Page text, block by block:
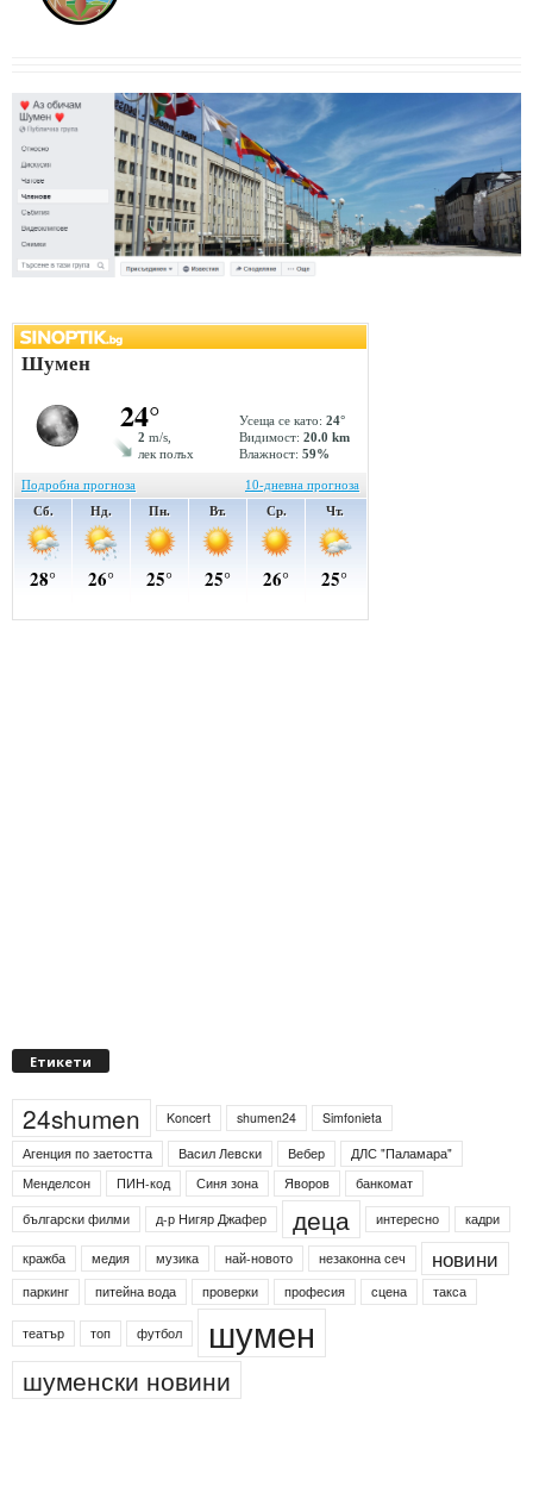
Етикети
24shumen Koncert shumen24
Simfonieta
Агенция по заетостта
Васил Левски Вебер
ДЛС "Паламара"
Менделсон
ПИН-код Синя зона Яворов
банкомат
български филми
д-р Нигяр Джафер деца интересно кадри
кражба медия музика най-новото незаконна сеч новини
паркинг питейна вода проверки професия сцена такса
театър топ футбол шумен
шуменски новини